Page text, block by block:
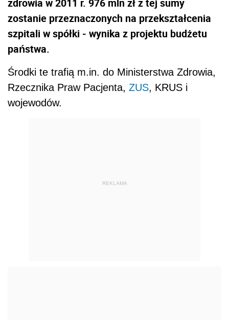
zdrowia w 2011 r. 976 mln zł z tej sumy
zostanie przeznaczonych na przekształcenia
szpitali w spółki - wynika z projektu budżetu
państwa.
Środki te trafią m.in. do Ministerstwa Zdrowia,
Rzecznika Praw Pacjenta, ZUS, KRUS i
wojewodów.
REKLAMA